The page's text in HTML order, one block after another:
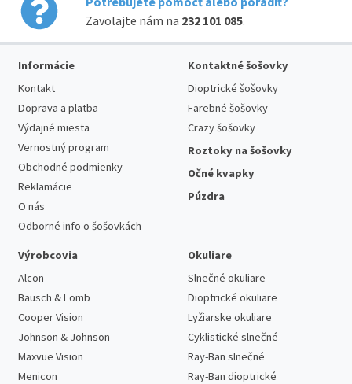
Zavolajte nám na 232 101 085.
Informácie
Kontakt
Doprava a platba
Výdajné miesta
Vernostný program
Obchodné podmienky
Reklamácie
O nás
Odborné info o šošovkách
Kontaktné šošovky
Dioptrické šošovky
Farebné šošovky
Crazy šošovky
Roztoky na šošovky
Očné kvapky
Púzdra
Výrobcovia
Alcon
Bausch & Lomb
Cooper Vision
Johnson & Johnson
Maxvue Vision
Menicon
Okuliare
Slnečné okuliare
Dioptrické okuliare
Lyžiarske okuliare
Cyklistické slnečné
Ray-Ban slnečné
Ray-Ban dioptrické